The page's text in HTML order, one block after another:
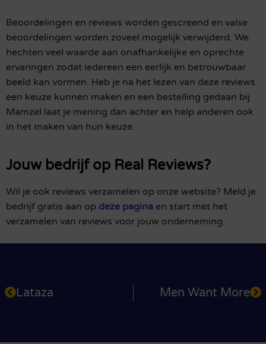
Beoordelingen en reviews worden gescreend en valse
beoordelingen worden zoveel mogelijk verwijderd. We
hechten veel waarde aan onafhankelijke en oprechte
ervaringen zodat iedereen een eerlijk en betrouwbaar
beeld kan vormen. Heb je na het lezen van deze reviews
een keuze kunnen maken en een bestelling gedaan bij
Mamzel laat je mening dan achter en help anderen ook
in het maken van hun keuze.
Jouw bedrijf op Real Reviews?
Wil je ook reviews verzamelen op onze website? Meld je
bedrijf gratis aan op deze pagina en start met het
verzamelen van reviews voor jouw onderneming.
Lataza Men Want More